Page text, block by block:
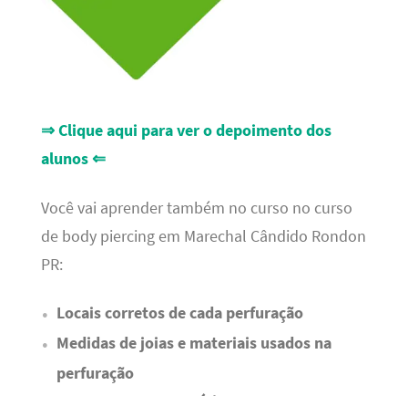
⇒ Clique aqui para ver o depoimento dos
alunos ⇐
Você vai aprender também no curso no curso
de body piercing em Marechal Cândido Rondon
PR:
Locais corretos de cada perfuração
Medidas de joias e materiais usados na
perfuração